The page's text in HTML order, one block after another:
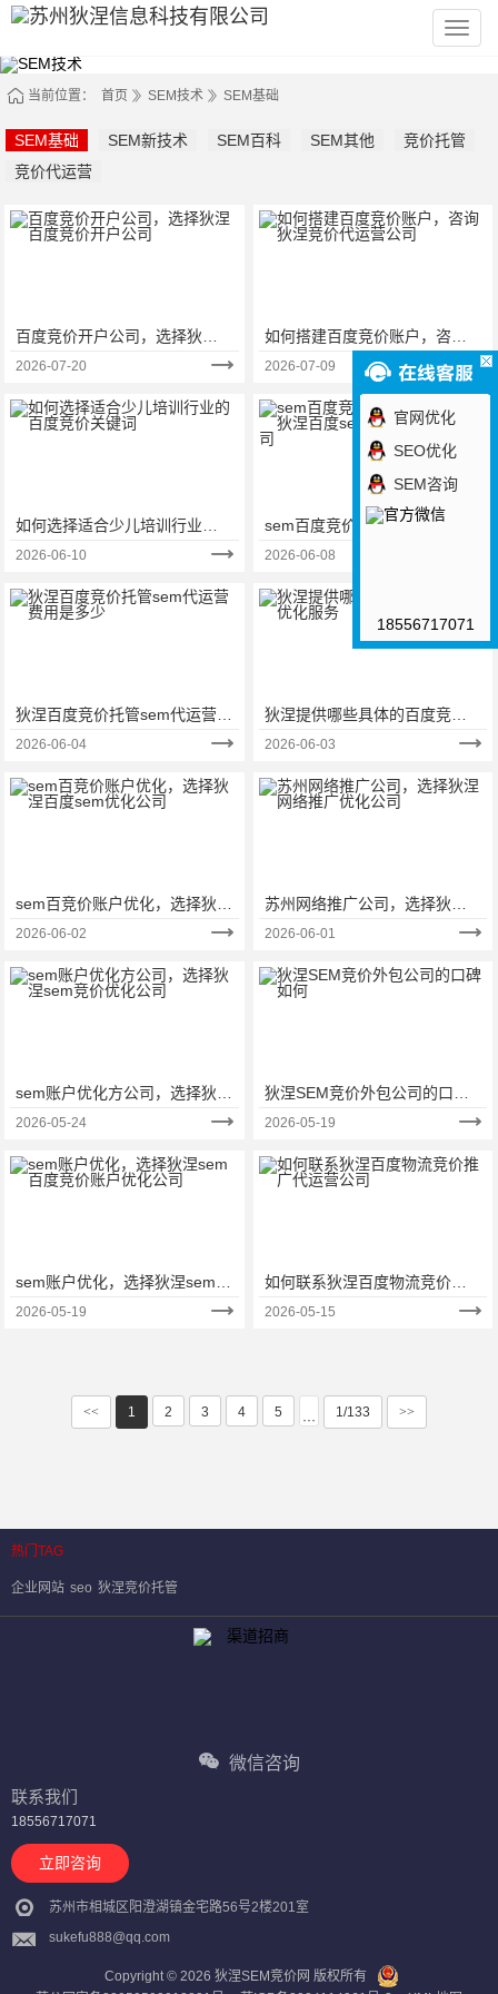
苏
州
技
有
当前位置： 首页 SEM技术 SEM基础
SEM基础 SEM新技术 SEM百科 SEM其他
竞价托管
竞价代运营
百度竞价开户公司，选择狄涅
百度竞价开户公司
2026-07-20
如何搭建百度竞价账户，咨询
狄涅竞价代运营公司
2026-07-09
如何选择适合少儿培训行业的
百度竞价关键词
2026-06-10
sem百度竞价账户优化，选择狄
涅百度sem竞价推广优化公司
2026-06-08
狄涅百度竞价托管sem代运营费
用是多少
2026-06-04
狄涅提供哪些具体的百度竞价
优化服务
2026-06-03
sem百竞价账户优化，选择狄涅
百度sem优化公司
2026-06-02
苏州网络推广公司，选择狄涅
网络推广优化公司
2026-06-01
sem账户优化方公司，选择狄涅
sem竞价优化公司
2026-05-24
狄涅SEM竞价外包公司的口碑
如何
2026-05-19
sem账户优化，选择狄涅sem百
度竞价账户优化公司
2026-05-19
如何联系狄涅百度物流竞价推
广代运营公司
2026-05-15
<< 1 2 3 4 5 ··· 1/133 >>
热门TAG
企业网站 seo 狄涅竞价托管
微信咨询
联系我们
18556717071
立即咨询
苏州市相城区阳澄湖镇金宅路56号2楼201室
sukefu888@qq.com
Copyright © 2026 狄涅SEM竞价网 版权所有
官网优化
SEO优化
SEM咨询
18556717071